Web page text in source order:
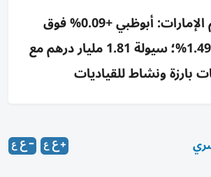
تباين أسهم الإمارات: أبوظبي +0.09% فوق
10100 ودبي -1.49%؛ سيولة 1.81 مليار درهم مع
بارزة ونشاط للقياديات